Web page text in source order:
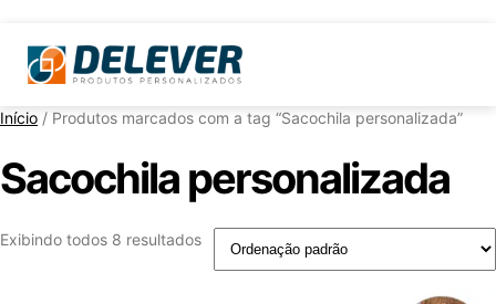
Início / Produtos marcados com a tag “Sacochila personalizada”
Sacochila personalizada
Exibindo todos 8 resultados